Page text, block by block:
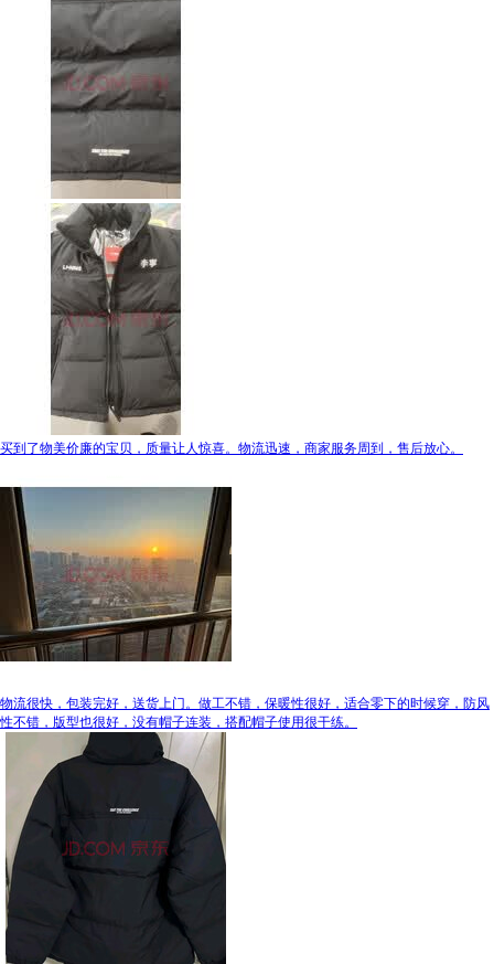
买到了物美价廉的宝贝，质量让人惊喜。物流迅速，商家服务周到，售后放心。
物流很快，包装完好，送货上门。做工不错，保暖性很好，适合零下的时候穿，防风
性不错，版型也很好，没有帽子连装，搭配帽子使用很干练。